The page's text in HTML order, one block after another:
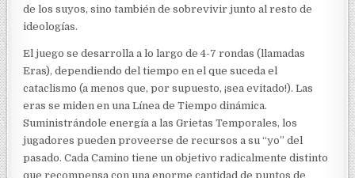
de los suyos, sino también de sobrevivir junto al resto de
ideologías.
El juego se desarrolla a lo largo de 4-7 rondas (llamadas
Eras), dependiendo del tiempo en el que suceda el
cataclismo (a menos que, por supuesto, ¡sea evitado!). Las
eras se miden en una Línea de Tiempo dinámica.
Suministrándole energía a las Grietas Temporales, los
jugadores pueden proveerse de recursos a su “yo” del
pasado. Cada Camino tiene un objetivo radicalmente distinto
que recompensa con una enorme cantidad de puntos de